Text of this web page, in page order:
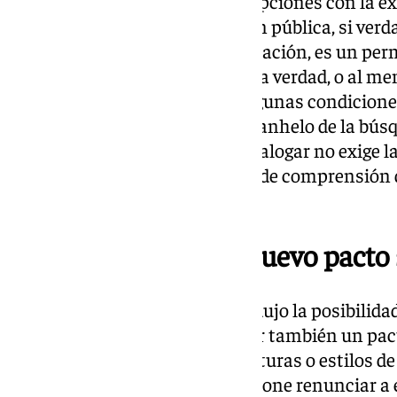
Además, afirmó que la discusión pública, si
no manipula ni esconde información, es un
alcanzar más adecuadamente la verdad, o al
parte, Concha Yoldi, planteó algunas
la pluralidad no debe ocultar el anhelo de la
compartir con todos. Por eso, dialogar no
y supone un ejercicio profundo de
Un nuevo
En el diálogo posterior se introdujo la
realista e inclusivo, que debe ser también un
las diversas cosmovisiones, culturas o estilos
sociedad. Un pacto cultural supone renunciar